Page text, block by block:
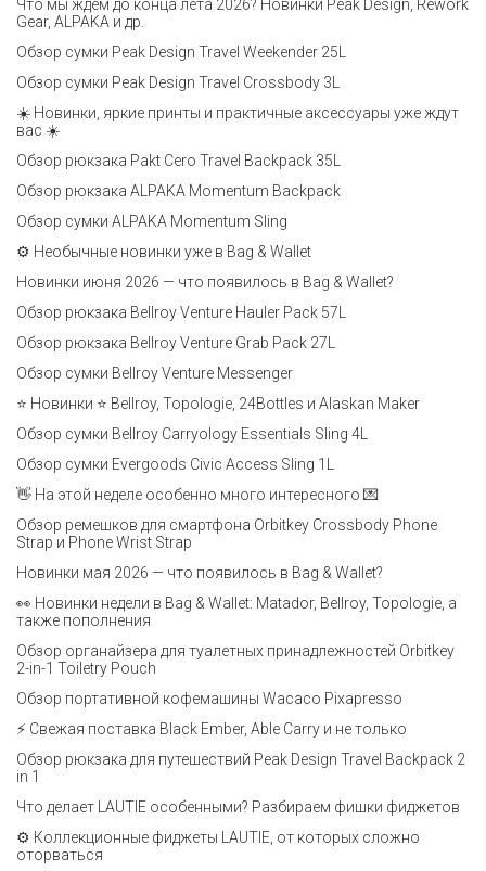
Что мы ждём до конца лета 2026? Новинки Peak Design, Rework
Gear, ALPAKA и др.
Обзор сумки Peak Design Travel Weekender 25L
Обзор сумки Peak Design Travel Crossbody 3L
☀️ Новинки, яркие принты и практичные аксессуары уже ждут
вас ☀️
Обзор рюкзака Pakt Cero Travel Backpack 35L
Обзор рюкзака ALPAKA Momentum Backpack
Обзор сумки ALPAKA Momentum Sling
⚙️ Необычные новинки уже в Bag & Wallet
Новинки июня 2026 — что появилось в Bag & Wallet?
Обзор рюкзака Bellroy Venture Hauler Pack 57L
Обзор рюкзака Bellroy Venture Grab Pack 27L
Обзор сумки Bellroy Venture Messenger
⭐ Новинки ⭐ Bellroy, Topologie, 24Bottles и Alaskan Maker
Обзор сумки Bellroy Carryology Essentials Sling 4L
Обзор сумки Evergoods Civic Access Sling 1L
👋 На этой неделе особенно много интересного 💌
Обзор ремешков для смартфона Orbitkey Crossbody Phone
Strap и Phone Wrist Strap
Новинки мая 2026 — что появилось в Bag & Wallet?
👀 Новинки недели в Bag & Wallet: Matador, Bellroy, Topologie, а
также пополнения
Обзор органайзера для туалетных принадлежностей Orbitkey
2-in-1 Toiletry Pouch
Обзор портативной кофемашины Wacaco Pixapresso
⚡ Свежая поставка Black Ember, Able Carry и не только
Обзор рюкзака для путешествий Peak Design Travel Backpack 2
in 1
Что делает LAUTIE особенными? Разбираем фишки фиджетов
⚙️ Коллекционные фиджеты LAUTIE, от которых сложно
оторваться